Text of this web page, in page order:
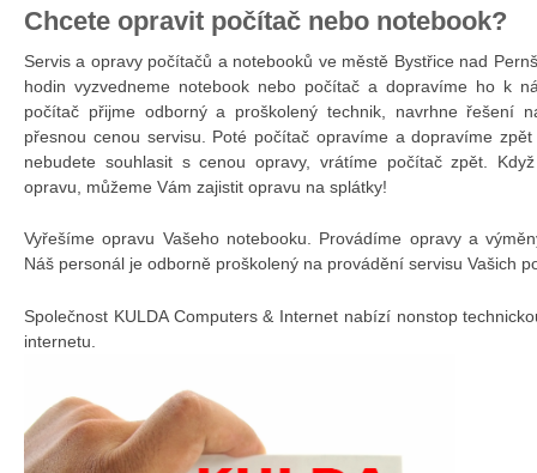
Chcete opravit počítač nebo notebook?
Servis a opravy počítačů a notebooků ve městě Bystřice nad
hodin vyzvedneme notebook nebo počítač a dopravíme ho k
počítač přijme odborný a proškolený technik, navrhne řešení
přesnou cenou servisu. Poté počítač opravíme a dopravíme
nebudete souhlasit s cenou opravy, vrátíme počítač zpět.
opravu, můžeme Vám zajistit opravu na splátky!
Vyřešíme opravu Vašeho notebooku. Provádíme opravy a
Náš personál je odborně proškolený na provádění servisu Vašich
Společnost KULDA Computers & Internet nabízí nonstop
internetu.